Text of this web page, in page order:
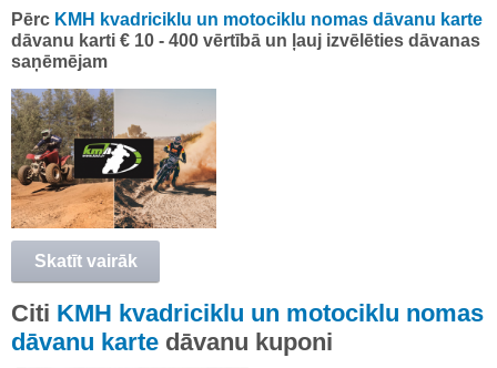
Pērc KMH kvadriciklu un motociklu nomas dāvanu karte
dāvanu karti € 10 - 400 vērtībā un ļauj izvēlēties dāvanas
saņēmējam
Skatīt vairāk
Citi KMH kvadriciklu un motociklu nomas
dāvanu karte dāvanu kuponi